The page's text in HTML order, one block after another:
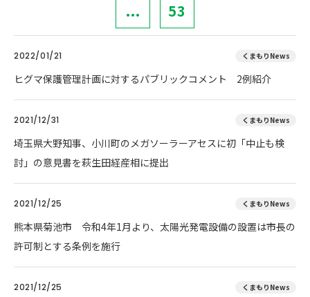
... 53
2022/01/21 くまもりNews
ヒグマ保護管理計画に対するパブリックコメント 2例紹介
2021/12/31 くまもりNews
埼玉県大野知事、小川町のメガソーラーアセスに初「中止も検
討」の意見書を萩生田経産相に提出
2021/12/25 くまもりNews
熊本県菊池市 令和4年1月より、太陽光発電設備の設置は市長の
許可制とする条例を施行
2021/12/25 くまもりNews